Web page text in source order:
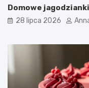
Domowe
28 lipca 2026